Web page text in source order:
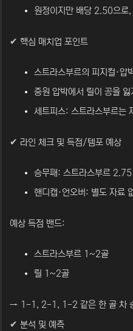
원정이지만 배당 2.50으로,
✔ 핵심 매치업 포인트
스트라스부르의 피지컬·압
중원 압박에서 릴이 공을
세트피스: 스트라스부르는
✔ 라인 체크 및 득점/템포 예상
승무패: 스트라스부르
핸디캡·언오버: 별도 자료
예상 득점 밴드:
스트라스부르 1~2골
릴 1~2골
→ 1-1, 2-1, 1-2 같은 한 골 차
✔ 분석 및 예측